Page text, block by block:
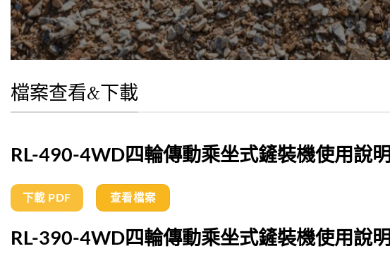
檔案查看&下載
RL-490-4WD四輪傳動乘坐式鏟裝機使用說明
下載 PDF 查看檔案
RL-390-4WD四輪傳動乘坐式鏟裝機使用說明